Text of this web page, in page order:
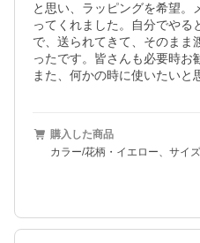
と思い、ラッピングを希望。
ってくれました。自分でやる
で、送られてきて、そのまま
ったです。皆さんも必要時お
また、何かの時に使いたいと
購入した商品
カラー/花柄・イエロー、サ